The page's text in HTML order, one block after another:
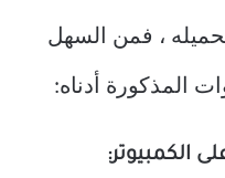
، فمن السهل
المذكورة أدناه:
الكمبيوتر: